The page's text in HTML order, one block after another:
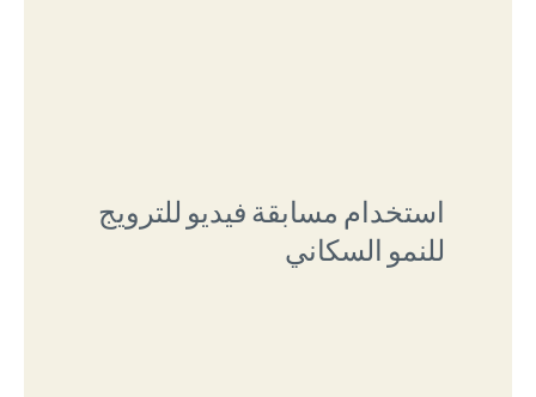
استخدام مسابقة فيديو للترويج
للنمو السكاني